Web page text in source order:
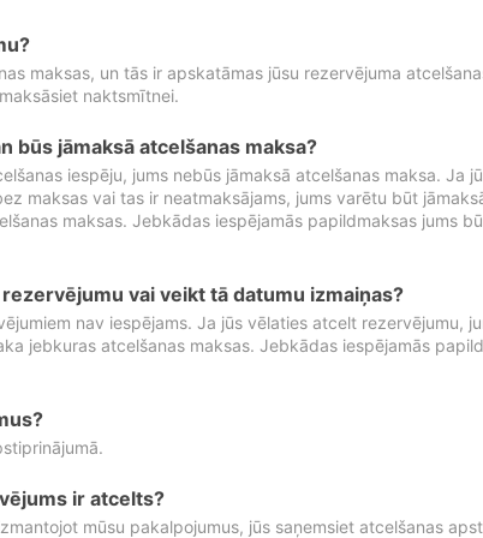
maksas, un tās ir apskatāmas jūsu rezervējuma
naktsmītnei.
būs jāmaksā atcelšanas maksa?
iespēju, jums nebūs jāmaksā atcelšanas maksa. Ja
maksas vai tas ir neatmaksājams, jums varētu būt
maksas. Jebkādas iespējamās papildmaksas jums
vai veikt tā datumu izmaiņas?
nav iespējams. Ja jūs vēlaties atcelt rezervējumu,
jebkuras atcelšanas maksas. Jebkādas iespējamās
ir atcelts?
mūsu pakalpojumus, jūs saņemsiet atcelšanas